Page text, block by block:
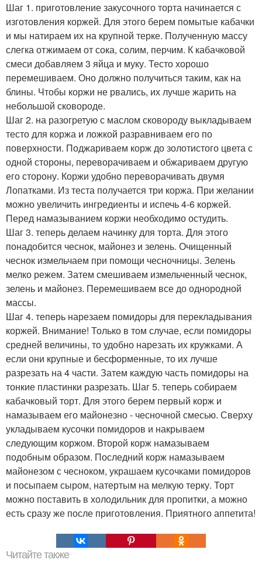
Шаг 1. приготовление закусочного торта начинается с
изготовления коржей. Для этого берем помытые кабачки
и мы натираем их на крупной терке. Полученную массу
слегка отжимаем от сока, солим, перчим. К кабачковой
смеси добавляем 3 яйца и муку. Тесто хорошо
перемешиваем. Оно должно получиться таким, как на
блины. Чтобы коржи не рвались, их лучше жарить на
небольшой сковороде.
Шаг 2. на разогретую с маслом сковороду выкладываем
тесто для коржа и ложкой разравниваем его по
поверхности. Поджариваем корж до золотистого цвета с
одной стороны, переворачиваем и обжариваем другую
его сторону. Коржи удобно переворачивать двумя
Лопатками. Из теста получается три коржа. При желании
можно увеличить ингредиенты и испечь 4-6 коржей.
Перед намазыванием коржи необходимо остудить.
Шаг 3. теперь делаем начинку для торта. Для этого
понадобится чеснок, майонез и зелень. Очищенный
чеснок измельчаем при помощи чесночницы. Зелень
мелко режем. Затем смешиваем измельченный чеснок,
зелень и майонез. Перемешиваем все до однородной
массы.
Шаг 4. теперь нарезаем помидоры для перекладывания
коржей. Внимание! Только в том случае, если помидоры
средней величины, то удобно нарезать их кружками. А
если они крупные и бесформенные, то их лучше
разрезать на 4 части. Затем каждую часть помидоры на
тонкие пластинки разрезать. Шаг 5. теперь собираем
кабачковый торт. Для этого берем первый корж и
намазываем его майонезно - чесночной смесью. Сверху
укладываем кусочки помидоров и накрываем
следующим коржом. Второй корж намазываем
подобным образом. Последний корж намазываем
майонезом с чесноком, украшаем кусочками помидоров
и посыпаем сыром, натертым на мелкую терку. Торт
можно поставить в холодильник для пропитки, а можно
есть сразу же после приготовления. Приятного аппетита!
Читайте также